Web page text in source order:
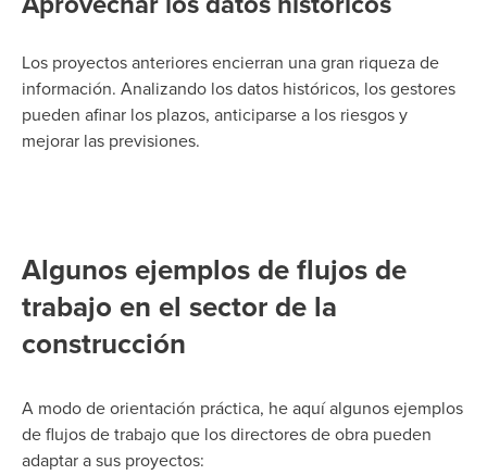
Los proyectos anteriores encierran una gran riqueza de
información. Analizando los datos históricos, los gestores
pueden afinar los plazos, anticiparse a los riesgos y
mejorar las previsiones.
Algunos ejemplos de flujos de
trabajo en el sector de la
construcción
A modo de orientación práctica, he aquí algunos ejemplos
de flujos de trabajo que los directores de obra pueden
adaptar a sus proyectos: